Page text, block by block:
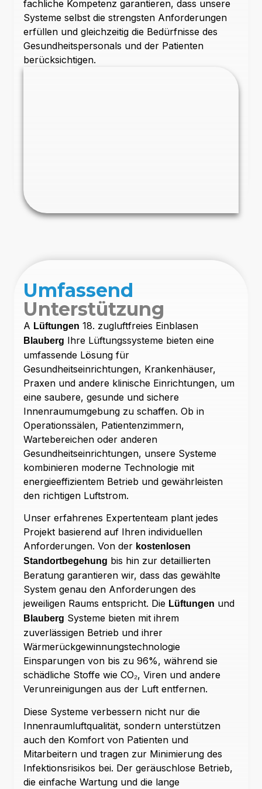
fachliche Kompetenz garantieren, dass unsere
Systeme selbst die strengsten Anforderungen
erfüllen und gleichzeitig die Bedürfnisse des
Gesundheitspersonals und der Patienten
berücksichtigen.
Umfassend
Unterstützung
A Lüftungen 18. zugluftfreies Einblasen
Blauberg Ihre Lüftungssysteme bieten eine
umfassende Lösung für
Gesundheitseinrichtungen, Krankenhäuser,
Praxen und andere klinische Einrichtungen, um
eine saubere, gesunde und sichere
Innenraumumgebung zu schaffen. Ob in
Operationssälen, Patientenzimmern,
Wartebereichen oder anderen
Gesundheitseinrichtungen, unsere Systeme
kombinieren moderne Technologie mit
energieeffizientem Betrieb und gewährleisten
den richtigen Luftstrom.
Unser erfahrenes Expertenteam plant jedes
Projekt basierend auf Ihren individuellen
Anforderungen. Von der kostenlosen
Standortbegehung bis hin zur detaillierten
Beratung garantieren wir, dass das gewählte
System genau den Anforderungen des
jeweiligen Raums entspricht. Die Lüftungen und
Blauberg Systeme bieten mit ihrem
zuverlässigen Betrieb und ihrer
Wärmerückgewinnungstechnologie
Einsparungen von bis zu 96%, während sie
schädliche Stoffe wie CO₂, Viren und andere
Verunreinigungen aus der Luft entfernen.
Diese Systeme verbessern nicht nur die
Innenraumluftqualität, sondern unterstützen
auch den Komfort von Patienten und
Mitarbeitern und tragen zur Minimierung des
Infektionsrisikos bei. Der geräuschlose Betrieb,
die einfache Wartung und die lange